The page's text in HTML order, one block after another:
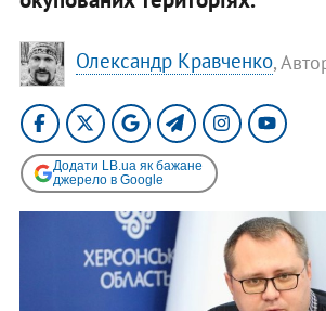
Олександр Кравченко,
Додати LB.ua як бажане
джерело в Google